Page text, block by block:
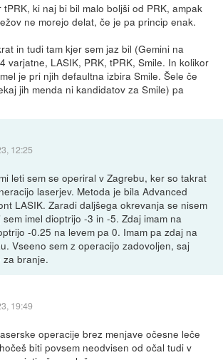
ki naj bi bil malo boljši od PRK, ampak
ne morejo delat, če je pa princip enak.
in tudi tam kjer sem jaz bil (Gemini na
varjatne, LASIK, PRK, tPRK, Smile. In kolikor
je pri njih defaultna izbira Smile. Šele če
jih menda ni kandidatov za Smile) pa
12:25
leti sem se operiral v Zagrebu, ker so takrat
laserjev. Metoda je bila Advanced
LASIK. Zaradi daljšega okrevanja se nisem
imel dioptrijo -3 in -5. Zdaj imam na
-0.25 na levem pa 0. Imam pa zdaj na
Vseeno sem z operacijo zadovoljen, saj
za branje.
19:49
operacije brez menjave očesne leče
biti povsem neodvisen od očal tudi v